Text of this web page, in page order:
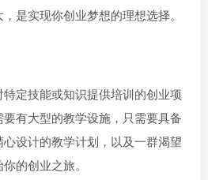
是实现你创业梦想的理想选择。
定技能或知识提供培训的创业项
有大型的教学设施，只需要具备
设计的教学计划，以及一群渴望
的创业之旅。